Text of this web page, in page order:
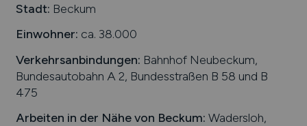
Stadt: Beckum
Einwohner: ca. 38.000
Verkehrsanbindungen: Bahnhof Neubeckum,
Bundesautobahn A 2, Bundesstraßen B 58 und B
475
Arbeiten in der Nähe von Beckum: Wadersloh,